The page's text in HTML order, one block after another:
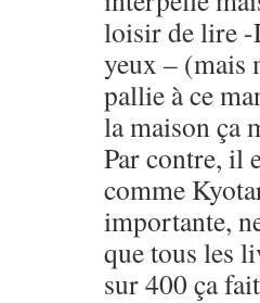
loisir de lire -
yeux – (mais
pallie à ce
la maison ça
Par contre, il
comme
importante,
que tous les
sur 400 ça